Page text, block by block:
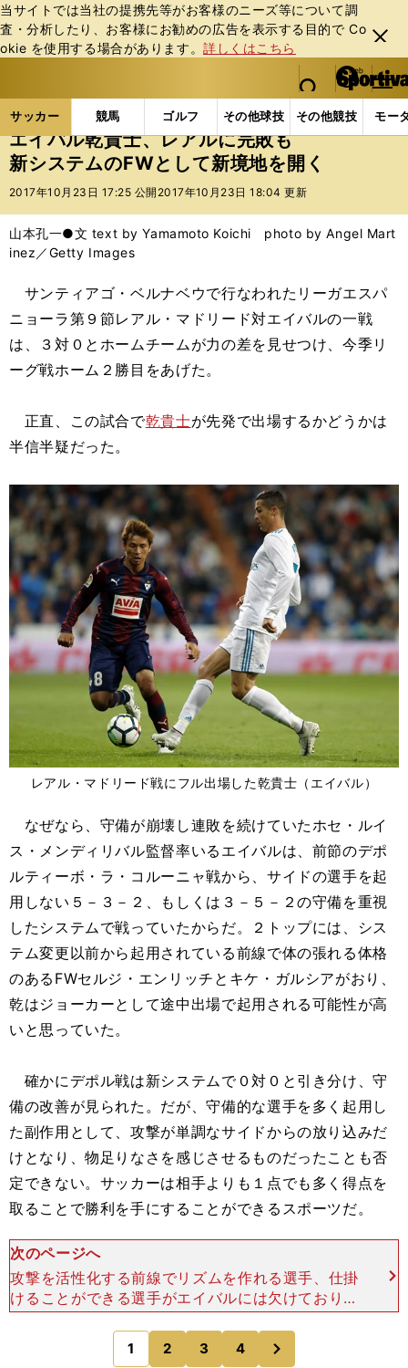
当サイトでは当社の提携先等がお客様のニーズ等について調
査・分析したり、お客様にお勧めの広告を表⽰する⽬的で Co
okie を使⽤する場合があります。詳しくはこちら
閉じ
る
web Sportiva (webスポルティーバ)
検索
マイペ
ー
ジ
メニュ
サッカー 競馬 ゴルフ その他球技 その他競技 モー
ス
ポ
ル
バ
サッカーの記事一覧 海外サッカー 海外サッカー
エイバル乾貴士、レアルに完敗も
新システムのFWとして新境地を開く
2017年10月23日 17:25 公開 2017年10月23日 18:04 更新
山本孔一●文 text by Yamamoto Koichi photo by Angel Mart
inez／Getty Images
サンティアゴ・ベルナベウで行なわれたリーガエスパ
ニョーラ第９節レアル・マドリード対エイバルの一戦
は、３対０とホームチームが力の差を見せつけ、今季リ
ーグ戦ホーム２勝目をあげた。
正直、この試合で乾貴士が先発で出場するかどうかは
半信半疑だった。
レアル・マドリード戦にフル出場した乾貴士（エイバル）
なぜなら、守備が崩壊し連敗を続けていたホセ・ルイ
ス・メンディリバル監督率いるエイバルは、前節のデポ
ルティーボ・ラ・コルーニャ戦から、サイドの選手を起
用しない５－３－２、もしくは３－５－２の守備を重視
したシステムで戦っていたからだ。２トップには、シス
テム変更以前から起用されている前線で体の張れる体格
のあるFWセルジ・エンリッチとキケ・ガルシアがおり、
乾はジョーカーとして途中出場で起用される可能性が高
いと思っていた。
確かにデポル戦は新システムで０対０と引き分け、守
備の改善が見られた。だが、守備的な選手を多く起用し
た副作用として、攻撃が単調なサイドからの放り込みだ
けとなり、物足りなさを感じさせるものだったことも否
定できない。サッカーは相手よりも１点でも多く得点を
取ることで勝利を手にすることができるスポーツだ。
次のページへ
攻撃を活性化する前線でリズムを作れる選手、仕掛
けることができる選手がエイバルには欠けており、
相手守備を剥がすことのできる力を持つ乾は、その
条件を満たしている選手のひとりだと思われる。だ
が、欧州にきてか
1 2 3 4
のページへ